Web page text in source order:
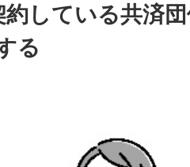
約している共済
る